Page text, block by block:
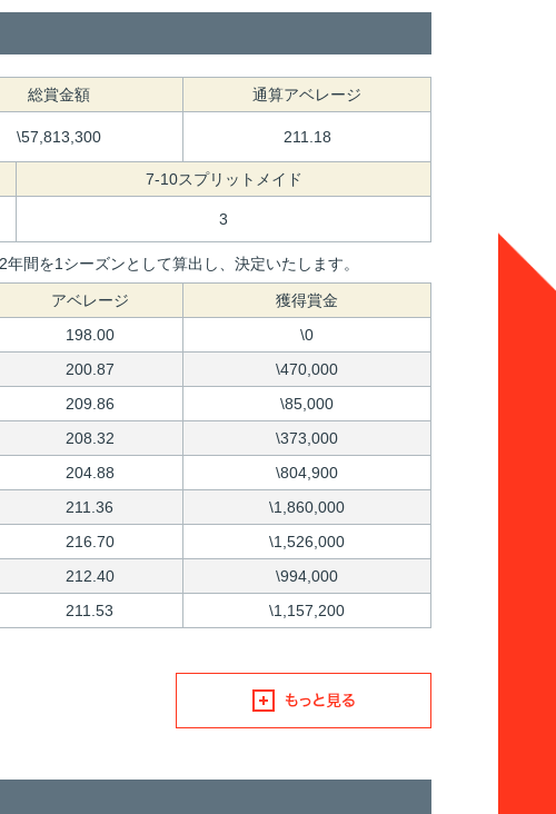
総賞金額
通算アベレージ
\57,813,300 211.18
7-10スプリットメイド
3
間を1シーズンとして算出し、決定いたします。
アベレージ
獲得賞金
198.00
\0
200.87
\470,000
209.86
\85,000
208.32
\373,000
204.88
\804,900
211.36
\1,860,000
216.70
\1,526,000
212.40
\994,000
211.53 \1,157,200